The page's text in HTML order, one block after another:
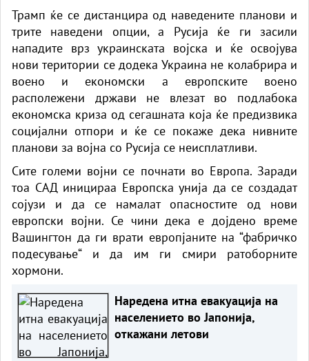
Трамп ќе се дистанцира од наведените планови и
трите наведени опции, а Русија ќе ги засили
нападите врз украинската војска и ќе освојува
нови територии се додека Украина не колабрира и
воено и економски а европските воено
располежени држави не влезат во подлабока
економска криза од сегашната која ќе предизвика
социјални отпори и ќе се покаже дека нивните
планови за војна со Русија се неисплатливи.
Сите големи војни се почнати во Европа. Заради
тоа САД иницираа Европска унија да се создадат
сојузи и да се намалат опасностите од нови
европски војни. Се чини дека е дојдено време
Вашингтон да ги врати европјаните на “фабричко
подесување“ и да им ги смири ратоборните
хормони.
Наредена итна евакуација на
населението во Јапонија,
откажани летови